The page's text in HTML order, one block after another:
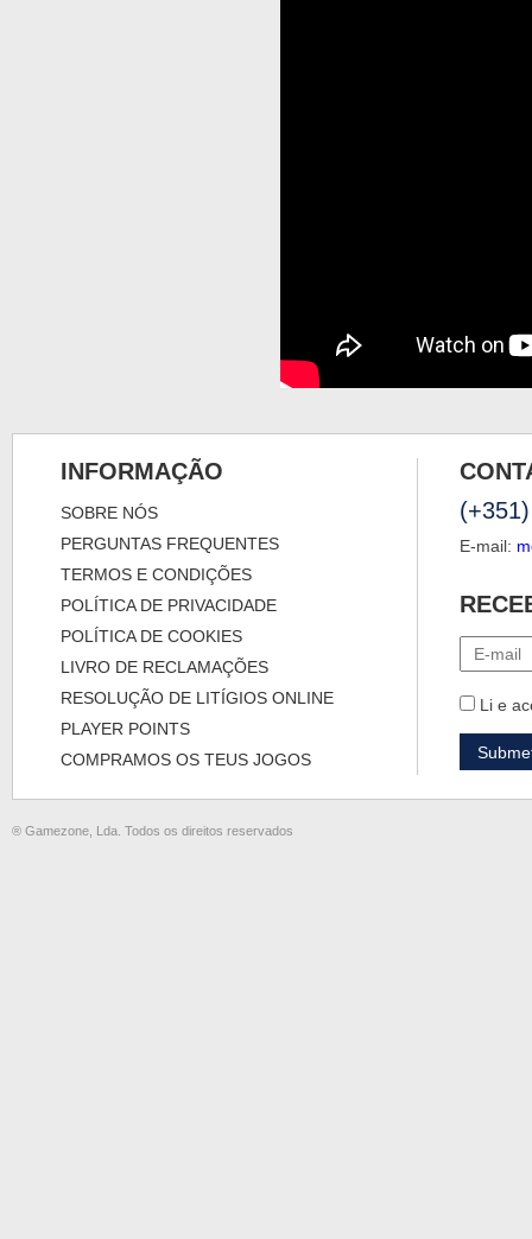
INFORMAÇÃO
SOBRE NÓS
PERGUNTAS FREQUENTES
TERMOS E CONDIÇÕES
POLÍTICA DE PRIVACIDADE
POLÍTICA DE COOKIES
LIVRO DE RECLAMAÇÕES
RESOLUÇÃO DE LITÍGIOS ONLINE
PLAYER POINTS
COMPRAMOS OS TEUS JOGOS
E-mail:
Li e
® Gamezone, Lda. Todos os direitos reservados